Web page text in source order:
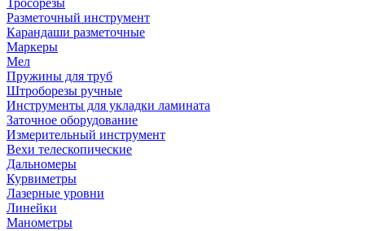
Тросорезы
Разметочный инструмент
Карандаши разметочные
Маркеры
Мел
Пружины для труб
Штроборезы ручные
Инструменты для укладки ламината
Заточное оборудование
Измерительный инструмент
Вехи телескопические
Дальномеры
Курвиметры
Лазерные уровни
Линейки
Манометры